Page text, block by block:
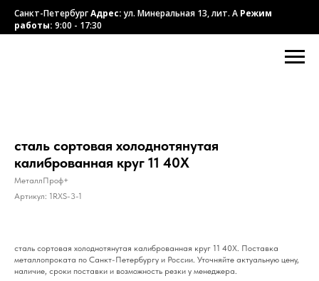
Санкт-ПетербургАдрес:ул. Минеральная 13, лит. А Режим
работы: 9:00 - 17:30
сталь сортовая холоднотянутая
калиброванная круг 11 40Х
МеталлПроф+
Артикул: 1RXS-3-1
сталь сортовая холоднотянутая калиброванная круг 11 40Х. Поставка
металлопроката по Санкт-Петербургу и России. Уточняйте актуальную цену,
наличие, сроки поставки и возможность резки у менеджера.